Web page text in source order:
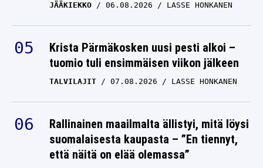
JÄÄKIEKKO 06.08.2026 LASSE HONKANEN
Krista Pärmäkosken uusi pesti alkoi –
tuomio tuli ensimmäisen viikon jälkeen
TALVILAJIT 07.08.2026 LASSE HONKANEN
Rallinainen maailmalta ällistyi, mitä löysi
suomalaisesta kaupasta – ”En tiennyt,
että näitä on elää olemassa”